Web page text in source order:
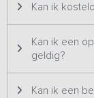
Kan ik
Kan ik een
geldig?
Kan ik een